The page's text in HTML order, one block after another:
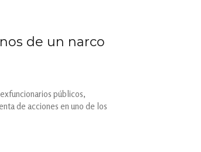
de un narco
públicos,
de acciones en uno de los